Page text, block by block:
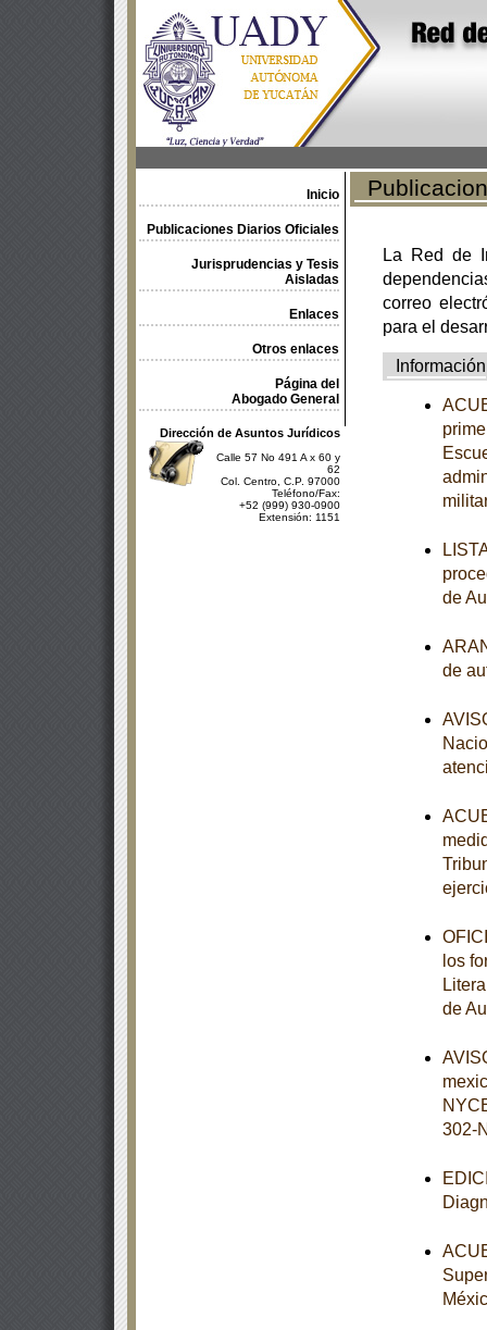
Inicio
Publicaciones Diarios Oficiales
Jurisprudencias y Tesis
Aisladas
Enlaces
Otros enlaces
Página del
Abogado General
Dirección de Asuntos Jurídicos
Calle 57 No 491 A x 60 y
62
Col. Centro, C.P. 97000
Teléfono/Fax:
+52 (999) 930-0900
Extensión: 1151
La Red de
correo
para el
Información
de
de
los
de
302-